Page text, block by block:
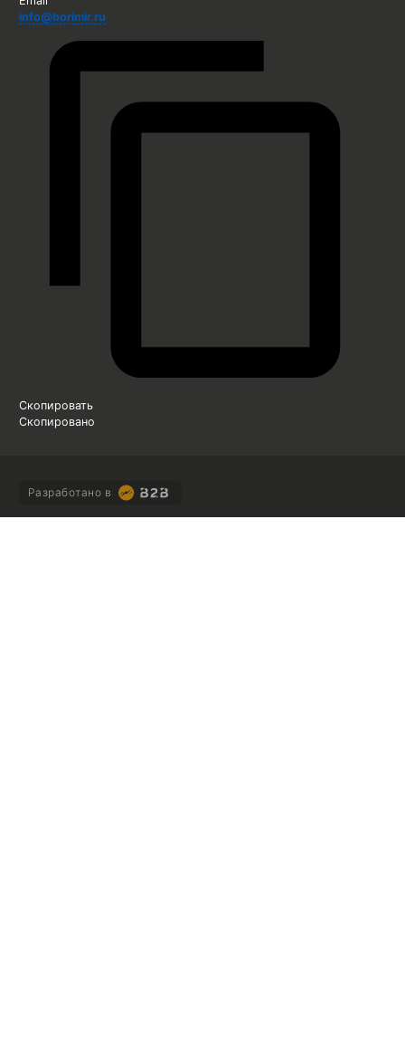
info@borimir.ru
Скопировать
Скопировано
Разработано в